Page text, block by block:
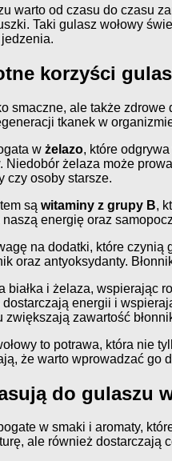
warto od czasu do czasu
Taki gulasz wołowy
korzyści
smaczne, ale także
tkanek w
w żelazo, które
żelaza może
czy osoby starsze.
są witaminy z grupy B,
naszą energię oraz
na dodatki, które
oraz antyoksydanty.
białka i żelaza, wspierając
energii i
zwiększają zawartość
to potrawa, która nie
że warto wprowadzać go
do gulaszu
w smaki i aromaty,
ale również dostarczają